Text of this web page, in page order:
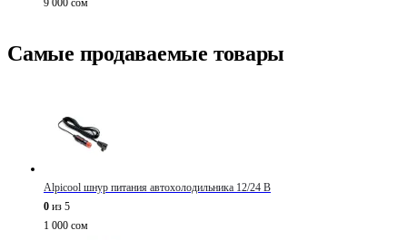
9 000 сом
Самые продаваемые товары
Alpicool шнур питания автохолодильника 12/24 В
0 из 5
1 000 сом